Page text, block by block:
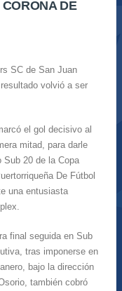
DE
SC de San Juan
volvió a ser
el gol decisivo al
mitad, para darle
Sub 20 de la Copa
De Fútbol
una entusiasta
final seguida en Sub
tras imponerse en
bajo la dirección
también cobró